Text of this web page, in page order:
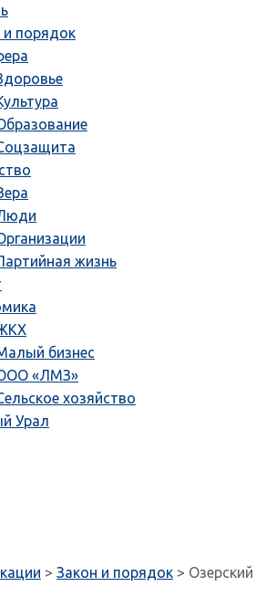
и порядок
жизнь
бизнес
«ЛМЗ»
хозяйство
Урал
> Закон и порядок >